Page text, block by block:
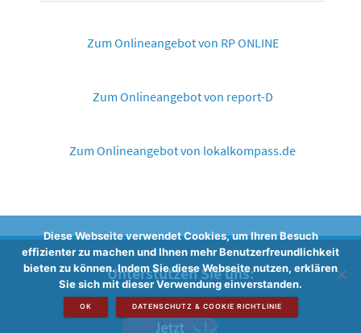
Zum Onlineangebot von RP ONLINE
Zum Onlineangebot von report-D
Zum Onlineangebot von lokalkompass.de
Unterstützen Sie uns:
Diese Webseite verwendet Cookies, um Ihren Besuch
effizienter zu machen und Ihnen mehr Benutzerfreundlichkeit
bieten zu können. Indem Sie diese Webseite nutzen, erklären
Sie sich mit dieser Verwendung einverstanden.
OK DATENSCHUTZ & COOKIE RICHTLINIE